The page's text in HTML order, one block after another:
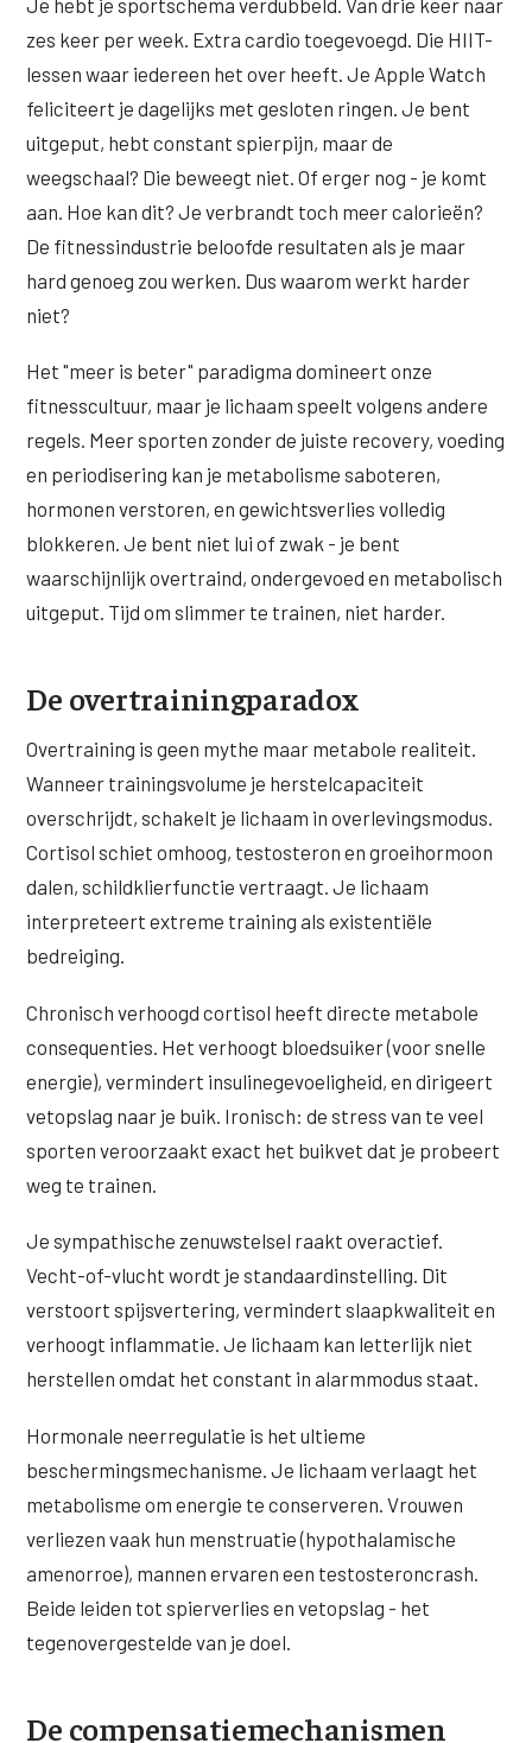
Wangen
CONTOUR & HALS
Kaaklijn
Decolleté
Rimpels
Hyperpigmentatie
Overmatig zweten
Kaalheid en haarverlies
Bekijk alle zones →
Saypha Volume Plus
Sculptra (collageen aanmaak)
Silhouette Soft
Teosyal Redensity
Epionce huidverzorging
Peeling
Plexr Soft Surgery
RRS HA Eyes
Tretinoïne (vitamine A zuur) crème
XL Hair
Alle behandelingen →
Volume Verlies Profiel
Atletisch verouderings profiel
Digitale Nek Profiel
zes keer per week. Extra cardio toegevoegd. Die HIIT-
lessen waar iedereen het over heeft. Je Apple Watch
feliciteert je dagelijks met gesloten ringen. Je bent
uitgeput, hebt constant spierpijn, maar de
weegschaal? Die beweegt niet. Of erger nog - je komt
aan. Hoe kan dit? Je verbrandt toch meer calorieën?
De fitnessindustrie beloofde resultaten als je maar
hard genoeg zou werken. Dus waarom werkt harder
niet?
Het "meer is beter" paradigma domineert onze
fitnesscultuur, maar je lichaam speelt volgens andere
regels. Meer sporten zonder de juiste recovery, voeding
en periodisering kan je metabolisme saboteren,
hormonen verstoren, en gewichtsverlies volledig
blokkeren. Je bent niet lui of zwak - je bent
waarschijnlijk overtraind, ondergevoed en metabolisch
uitgeput. Tijd om slimmer te trainen, niet harder.
De overtrainingparadox
Overtraining is geen mythe maar metabole realiteit.
Wanneer trainingsvolume je herstelcapaciteit
overschrijdt, schakelt je lichaam in overlevingsmodus.
Cortisol schiet omhoog, testosteron en groeihormoon
dalen, schildklierfunctie vertraagt. Je lichaam
interpreteert extreme training als existentiële
bedreiging.
Chronisch verhoogd cortisol heeft directe metabole
consequenties. Het verhoogt bloedsuiker (voor snelle
energie), vermindert insulinegevoeligheid, en dirigeert
vetopslag naar je buik. Ironisch: de stress van te veel
sporten veroorzaakt exact het buikvet dat je probeert
weg te trainen.
Je sympathische zenuwstelsel raakt overactief.
Vecht-of-vlucht wordt je standaardinstelling. Dit
verstoort spijsvertering, vermindert slaapkwaliteit en
verhoogt inflammatie. Je lichaam kan letterlijk niet
herstellen omdat het constant in alarmmodus staat.
Hormonale neerregulatie is het ultieme
beschermingsmechanisme. Je lichaam verlaagt het
metabolisme om energie te conserveren. Vrouwen
verliezen vaak hun menstruatie (hypothalamische
amenorroe), mannen ervaren een testosteroncrash.
Beide leiden tot spierverlies en vetopslag - het
tegenovergestelde van je doel.
De compensatiemechanismen